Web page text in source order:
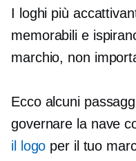
I loghi più
memorabili e
marchio, non
Ecco alcuni
governare la nave
il logo per il tuo